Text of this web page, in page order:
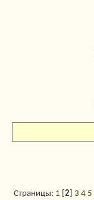
Страницы: 1 [2 3 4 5